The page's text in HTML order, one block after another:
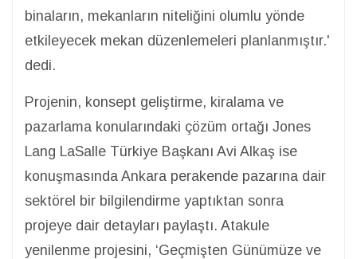
binaların, mekanların niteliğini olumlu yönde
etkileyecek mekan düzenlemeleri planlanmıştır.'
dedi.
Projenin, konsept geliştirme, kiralama ve
pazarlama konularındaki çözüm ortağı Jones
Lang LaSalle Türkiye Başkanı Avi Alkaş ise
konuşmasında Ankara perakende pazarına dair
sektörel bir bilgilendirme yaptıktan sonra
projeye dair detayları paylaştı. Atakule
yenilenme projesini, ‘Geçmişten Günümüze ve